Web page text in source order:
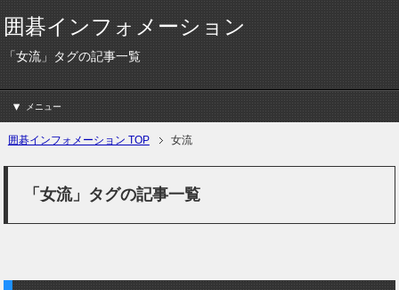
囲碁インフォメーション
「女流」タグの記事一覧
メニュー
囲碁インフォメーション TOP 女流
「女流」タグの記事一覧